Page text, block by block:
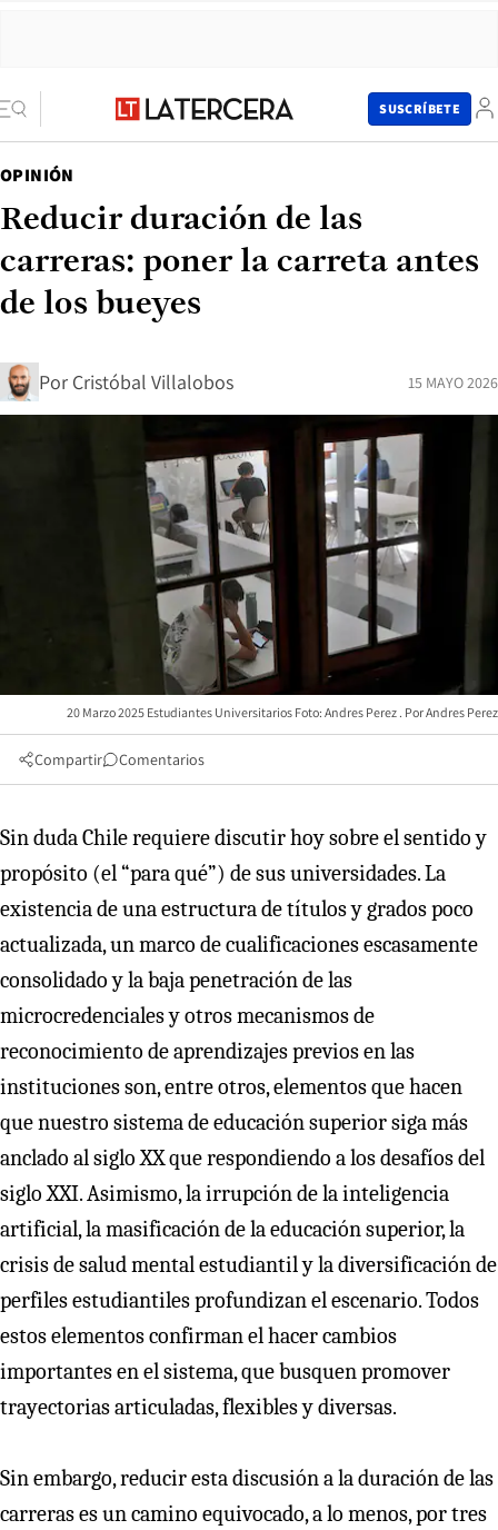
SUSCRÍBETE
OPINIÓN
Reducir duración de las
carreras: poner la carreta antes
de los bueyes
Por Cristóbal Villalobos 15 MAYO 2026
20 Marzo 2025 Estudiantes Universitarios Foto: Andres Perez Andres Perez
Compartir Comentarios
Sin duda Chile requiere discutir hoy sobre el sentido y
propósito (el “para qué”) de sus universidades. La
existencia de una estructura de títulos y grados poco
actualizada, un marco de cualificaciones escasamente
consolidado y la baja penetración de las
microcredenciales y otros mecanismos de
reconocimiento de aprendizajes previos en las
instituciones son, entre otros, elementos que hacen
que nuestro sistema de educación superior siga más
anclado al siglo XX que respondiendo a los desafíos del
siglo XXI. Asimismo, la irrupción de la inteligencia
artificial, la masificación de la educación superior, la
crisis de salud mental estudiantil y la diversificación de
perfiles estudiantiles profundizan el escenario. Todos
estos elementos confirman el hacer cambios
importantes en el sistema, que busquen promover
trayectorias articuladas, flexibles y diversas.
Sin embargo, reducir esta discusión a la duración de las
carreras es un camino equivocado, a lo menos, por tres